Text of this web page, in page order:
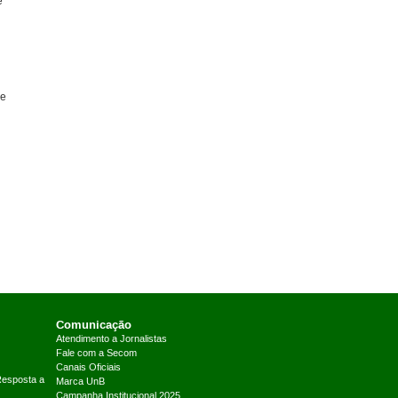
a
Comunicação
Atendimento a Jornalistas
Fale com a Secom
Canais Oficiais
Marca UnB